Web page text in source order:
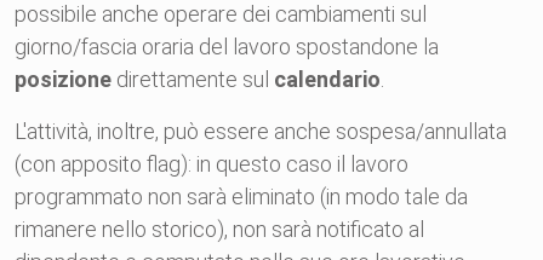
possibile anche operare dei cambiamenti sul
giorno/fascia oraria del lavoro spostandone la
posizione direttamente sul calendario
L'attività, inoltre, può essere anche sospesa/annullata
(con apposito flag): in questo caso il lavoro
programmato non sarà eliminato (in modo tale da
rimanere nello storico), non sarà notificato al